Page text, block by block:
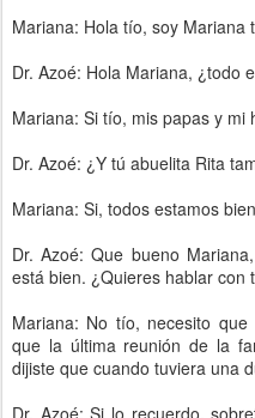
Mariana: Hola tío, soy Mariana
Dr. Azoé: Hola Mariana, ¿todo
Mariana: Si tío, mis papas y mi
Dr. Azoé: ¿Y tú abuelita Rita
Mariana: Si, todos estamos
Dr. Azoé: Que bueno
está bien. ¿Quieres hablar con
Mariana: No tío, necesito
que la última reunión de la
dijiste que cuando tuviera una
Dr. Azoé: Si lo recuerdo,